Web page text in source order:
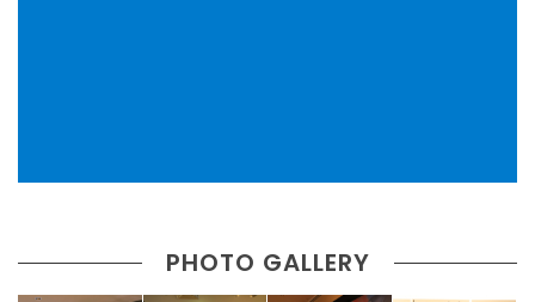
PHOTO GALLERY